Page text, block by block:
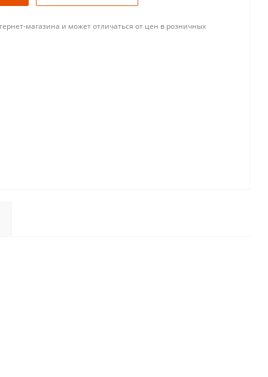
магазина и может отличаться от цен в розничных